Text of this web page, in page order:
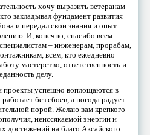
хочу выразить ветеранам
закладывал фундамент развития
и передал свои знания и опыт
И, конечно, спасибо всем
– инженерам, прорабам,
всем, кто ежедневно
мастерство, ответственность и
делу.
проекты успешно воплощаются в
без сбоев, а погода радует
порой. Желаю вам крепкого
неиссякаемой энергии и
достижений на благо Аксайского